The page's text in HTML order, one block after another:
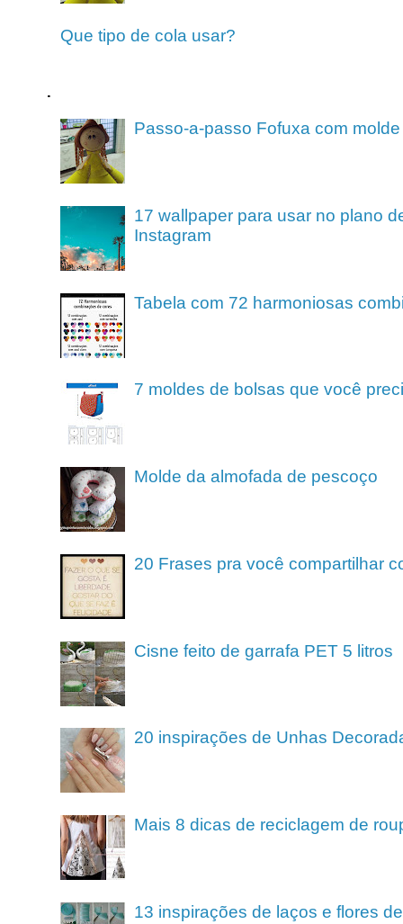
Que tipo de cola usar?
.
Passo-a-passo Fofuxa com molde
17 wallpaper para usar no plano
Instagram
Tabela com 72 harmoniosas
7 moldes de bolsas que você
Molde da almofada de pescoço
20 Frases pra você compartilhar
Cisne feito de garrafa PET 5 litros
20 inspirações de Unhas
Mais 8 dicas de reciclagem de
13 inspirações de laços e flores